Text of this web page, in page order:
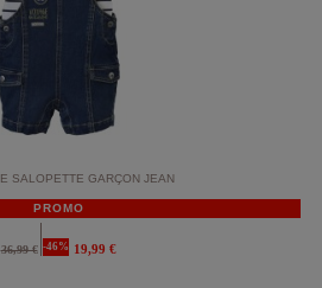
SALOPETTE GARÇON JEAN
PROMO
36,99 € -46% 19,99 €